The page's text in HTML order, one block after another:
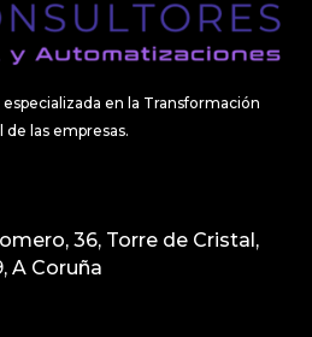
en la Transformación
de las empresas.
36, Torre de Cristal,
A Coruña